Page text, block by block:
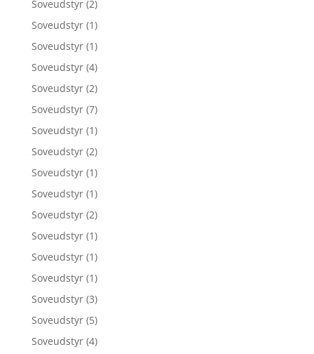
Soveudstyr (2)
Soveudstyr (1)
Soveudstyr (1)
Soveudstyr (4)
Soveudstyr (2)
Soveudstyr (7)
Soveudstyr (1)
Soveudstyr (2)
Soveudstyr (1)
Soveudstyr (1)
Soveudstyr (2)
Soveudstyr (1)
Soveudstyr (1)
Soveudstyr (1)
Soveudstyr (3)
Soveudstyr (5)
Soveudstyr (4)